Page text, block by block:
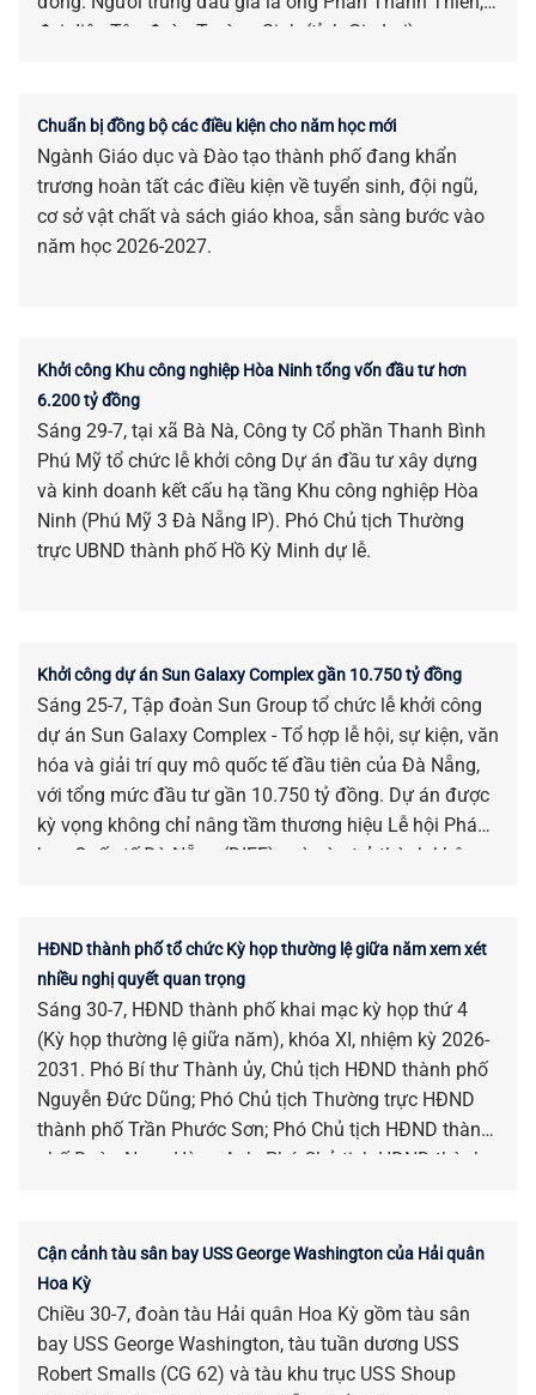
đại diện Tập đoàn Trường Sinh (tỉnh Gia Lai).
Chuẩn bị đồng bộ các điều kiện cho năm học mới
Ngành Giáo dục và Đào tạo thành phố đang khẩn
trương hoàn tất các điều kiện về tuyển sinh, đội ngũ,
cơ sở vật chất và sách giáo khoa, sẵn sàng bước vào
năm học 2026-2027.
Khởi công Khu công nghiệp Hòa Ninh tổng vốn đầu tư hơn
6.200 tỷ đồng
Sáng 29-7, tại xã Bà Nà, Công ty Cổ phần Thanh Bình
Phú Mỹ tổ chức lễ khởi công Dự án đầu tư xây dựng
và kinh doanh kết cấu hạ tầng Khu công nghiệp Hòa
Ninh (Phú Mỹ 3 Đà Nẵng IP). Phó Chủ tịch Thường
trực UBND thành phố Hồ Kỳ Minh dự lễ.
Khởi công dự án Sun Galaxy Complex gần 10.750 tỷ đồng
Sáng 25-7, Tập đoàn Sun Group tổ chức lễ khởi công
dự án Sun Galaxy Complex - Tổ hợp lễ hội, sự kiện, văn
hóa và giải trí quy mô quốc tế đầu tiên của Đà Nẵng,
với tổng mức đầu tư gần 10.750 tỷ đồng. Dự án được
kỳ vọng không chỉ nâng tầm thương hiệu Lễ hội Pháo
hoa Quốc tế Đà Nẵng (DIFF), mà còn trở thành không
HĐND thành phố tổ chức Kỳ họp thường lệ giữa năm xem xét
nhiều nghị quyết quan trọng
Sáng 30-7, HĐND thành phố khai mạc kỳ họp thứ 4
(Kỳ họp thường lệ giữa năm), khóa XI, nhiệm kỳ 2026-
2031. Phó Bí thư Thành ủy, Chủ tịch HĐND thành phố
Nguyễn Đức Dũng; Phó Chủ tịch Thường trực HĐND
thành phố Trần Phước Sơn; Phó Chủ tịch HĐND thành
phố Đoàn Ngọc Hùng Anh; Phó Chủ tịch HĐND thành
Cận cảnh tàu sân bay USS George Washington của Hải quân
Hoa Kỳ
Chiều 30-7, đoàn tàu Hải quân Hoa Kỳ gồm tàu sân
bay USS George Washington, tàu tuần dương USS
Robert Smalls (CG 62) và tàu khu trục USS Shoup